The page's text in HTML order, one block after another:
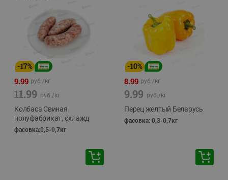
-17%
9.99 руб./кг
11.99 руб./кг
Колбаса Свиная
полуфабрикат, охлажд
фасовка:0,5-0,7кг
-10%
8.99 руб./кг
9.99 руб./кг
Перец желтый Беларусь
фасовка: 0,3-0,7кг